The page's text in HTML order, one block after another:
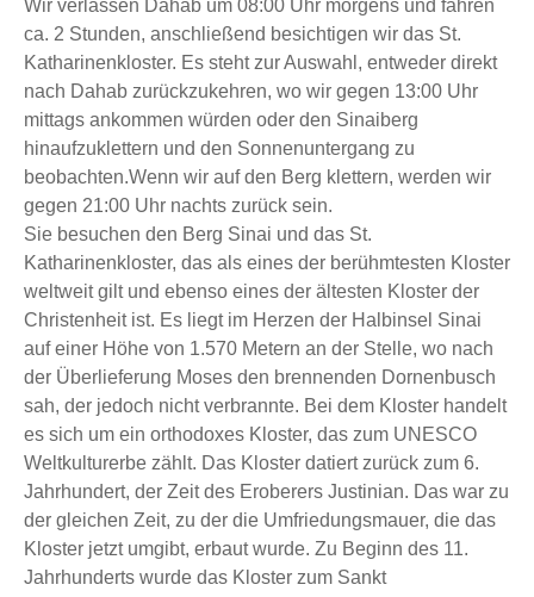
Wir verlassen Dahab um 08:00 Uhr morgens und fahren
ca. 2 Stunden, anschließend besichtigen wir das St.
Katharinenkloster. Es steht zur Auswahl, entweder direkt
nach Dahab zurückzukehren, wo wir gegen 13:00 Uhr
mittags ankommen würden oder den Sinaiberg
hinaufzuklettern und den Sonnenuntergang zu
beobachten.Wenn wir auf den Berg klettern, werden wir
gegen 21:00 Uhr nachts zurück sein.
Sie besuchen den Berg Sinai und das St.
Katharinenkloster, das als eines der berühmtesten Kloster
weltweit gilt und ebenso eines der ältesten Kloster der
Christenheit ist. Es liegt im Herzen der Halbinsel Sinai
auf einer Höhe von 1.570 Metern an der Stelle, wo nach
der Überlieferung Moses den brennenden Dornenbusch
sah, der jedoch nicht verbrannte. Bei dem Kloster handelt
es sich um ein orthodoxes Kloster, das zum UNESCO
Weltkulturerbe zählt. Das Kloster datiert zurück zum 6.
Jahrhundert, der Zeit des Eroberers Justinian. Das war zu
der gleichen Zeit, zu der die Umfriedungsmauer, die das
Kloster jetzt umgibt, erbaut wurde. Zu Beginn des 11.
Jahrhunderts wurde das Kloster zum Sankt